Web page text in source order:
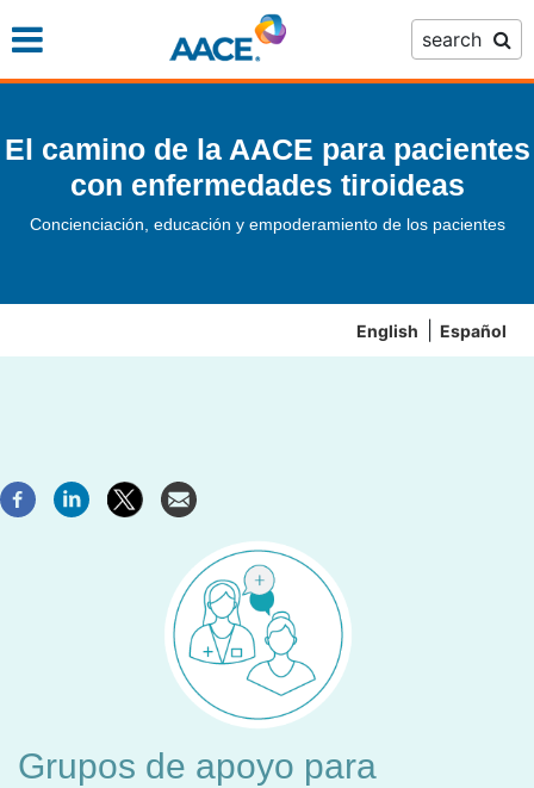
to
search
El camino de la AACE para pacientes
con enfermedades tiroideas
Concienciación, educación y empoderamiento de los pacientes
English Español
Grupos de apoyo para